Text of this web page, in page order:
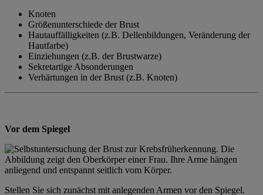
Knoten
Größenunterschiede der Brust
Hautauffälligkeiten (z.B. Dellenbildungen, Veränderung der
Hautfarbe)
Einziehungen (z.B. der Brustwarze)
Sekretartige Absonderungen
Verhärtungen in der Brust (z.B. Knoten)
Vor dem Spiegel
Stellen Sie sich zunächst mit anlegenden Armen vor den Spiegel.